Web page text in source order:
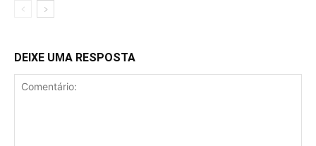
DEIXE UMA RESPOSTA